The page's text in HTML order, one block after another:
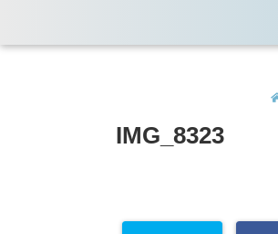
IMG_8323